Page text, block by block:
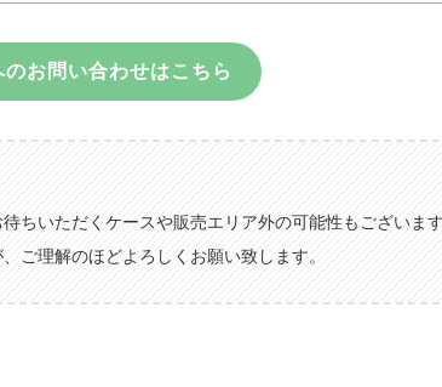
のお問い合わせはこちら
ちいただくケースや販売エリア外の可能性もございます
ご理解のほどよろしくお願い致します。